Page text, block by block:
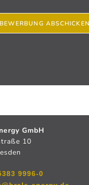
BEWERBUNG ABSCHICKEN
GmbH
10
9996-0